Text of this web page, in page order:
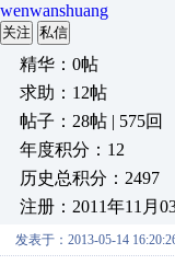
wenwanshuang
关注 私信
精华：0帖
求助：12帖
帖子：28帖 | 575回
年度积分：12
历史总积分：2497
注册：2011年11月
发表于：2013-05-14